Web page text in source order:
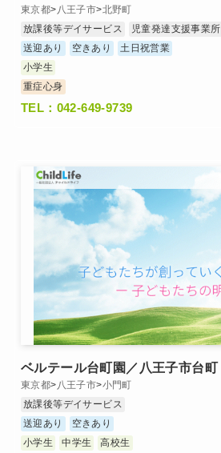
東京都>八王子市>北野町
放課後等デイサービス
児童発達支援事業所
送迎あり
空きあり
土日祝営業
小学生
重症心身
TEL：042-649-9739
ベルテール台町園／八王子市台町
東京都>八王子市>小門町
放課後等デイサービス
送迎あり
空きあり
小学生
中学生
高校生